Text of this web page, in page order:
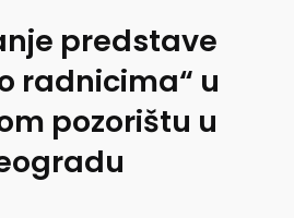
predstave
radnicima“ u
pozorištu u